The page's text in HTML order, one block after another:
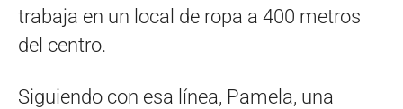
trabaja en un local de ropa a 400 metros
del centro.
Siguiendo con esa línea, Pamela, una